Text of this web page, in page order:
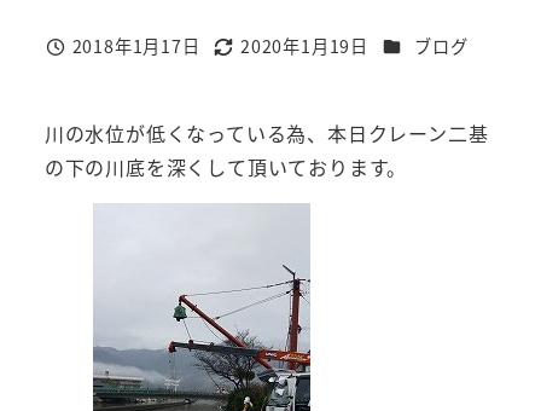
投稿日
2018年1月17日
更新日
2020年1月19日 カテゴリー
ブログ
川の水位が低くなっている為、本日クレーン二基
の下の川底を深くして頂いております。